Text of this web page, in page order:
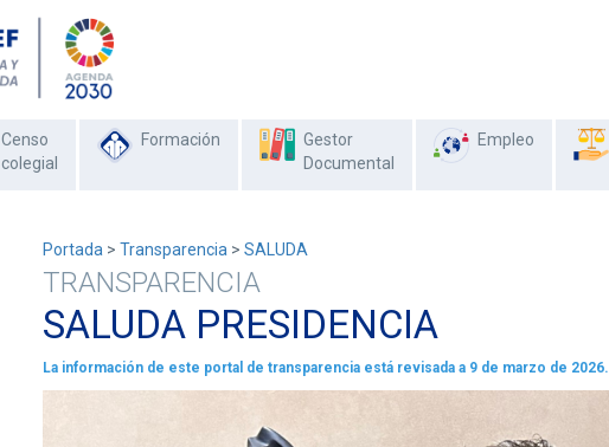
Censo
colegial
Formación
Gestor
Documental
Empleo
Portada > Transparencia > SALUDA
TRANSPARENCIA
SALUDA PRESIDENCIA
La información de este portal de transparencia está revisada a 9 de marzo de 2026.